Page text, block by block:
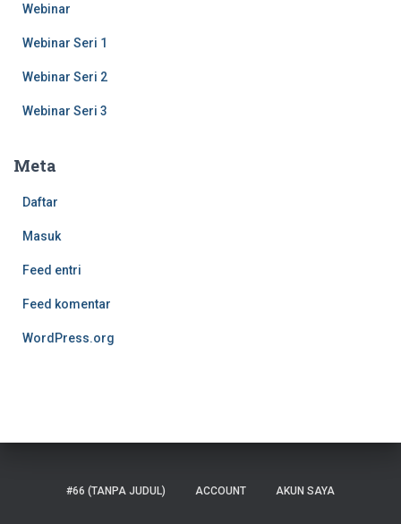
Webinar
Webinar Seri 1
Webinar Seri 2
Webinar Seri 3
Meta
Daftar
Masuk
Feed entri
Feed komentar
WordPress.org
#66 (TANPA JUDUL) ACCOUNT AKUN SAYA